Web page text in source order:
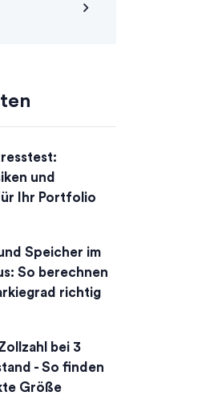
und
Ihr Portfolio
Speicher im
So berechnen
richtig
bei 3
- So finden
Größe